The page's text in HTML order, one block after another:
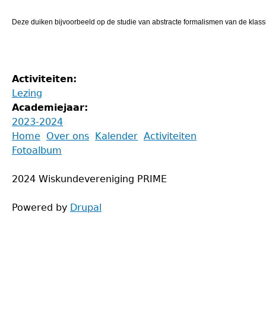
Deze duiken bijvoorbeeld op de studie van abstracte formalismen van de
Activiteiten:
Lezing
Academiejaar:
2023-2024
Back
to
Main
menu
Home Over ons Kalender Activiteiten
Fotoalbum
2024 Wiskundevereniging PRIME
Powered by Drupal